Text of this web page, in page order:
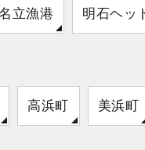
立漁港 明石ヘッ
高浜町 美浜町